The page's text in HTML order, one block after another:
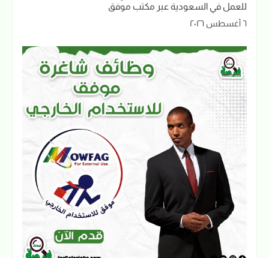
للعمل في السعودية عبر مكتب موفق
٦ أغسطس ٢٠٢٦